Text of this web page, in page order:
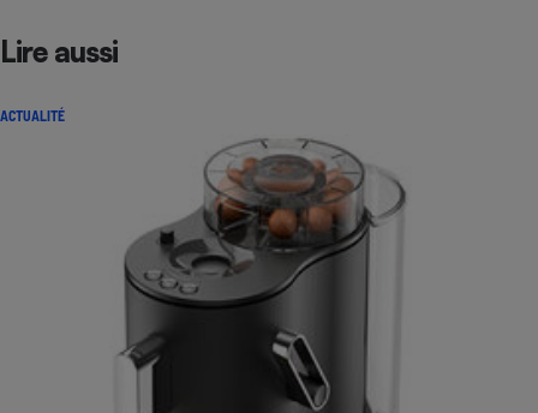
Lire aussi
ACTUALITÉ